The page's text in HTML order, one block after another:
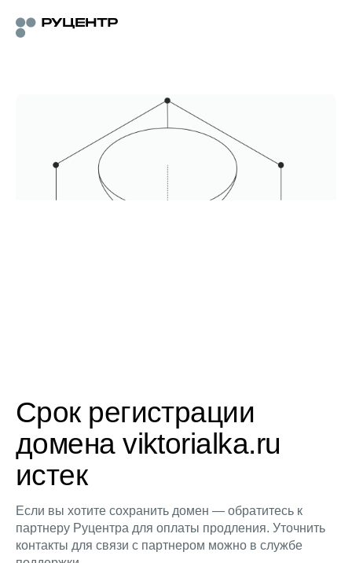
Срок регистрации
домена viktorialka.ru
истек
Если вы хотите сохранить домен — обратитесь к
партнеру Руцентра для оплаты продления. Уточнить
контакты для связи с партнером можно в службе